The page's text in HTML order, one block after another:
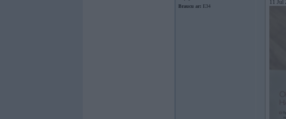
Braucu ar: E34
11 Jul